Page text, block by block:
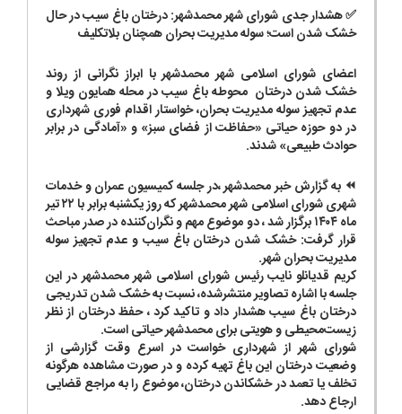
✅ هشدار جدی شورای شهر محمدشهر: درختان باغ سیب در حال
خشک شدن است؛ سوله مدیریت بحران همچنان بلاتکلیف
اعضای شورای اسلامی شهر محمدشهر با ابراز نگرانی از روند
خشک شدن درختان محوطه باغ سیب در محله همایون ویلا و
عدم تجهیز سوله مدیریت بحران، خواستار اقدام فوری شهرداری
در دو حوزه حیاتی «حفاظت از فضای سبز» و «آمادگی در برابر
حوادث طبیعی» شدند.
⏪ به گزارش خبر محمدشهر ،در جلسه کمیسیون عمران و خدمات
شهری شورای اسلامی شهر محمدشهر که روز یکشنبه برابر با ۲۲ تیر
ماه ۱۴۰۴ برگزار شد ، دو موضوع مهم و نگران‌کننده در صدر مباحث
قرار گرفت: خشک شدن درختان باغ سیب و عدم تجهیز سوله
مدیریت بحران شهر.
کریم قدیانلو نایب رئیس شورای اسلامی شهر محمدشهر در این
جلسه با اشاره تصاویر منتشرشده، نسبت به خشک شدن تدریجی
درختان باغ سیب هشدار داد و تاکید کرد ، حفظ درختان از نظر
زیست‌محیطی و هویتی برای محمدشهر حیاتی است.
شورای شهر از شهرداری خواست در اسرع وقت گزارشی از
وضعیت درختان این باغ تهیه کرده و در صورت مشاهده هرگونه
تخلف یا تعمد در خشکاندن درختان، موضوع را به مراجع قضایی
ارجاع دهد.